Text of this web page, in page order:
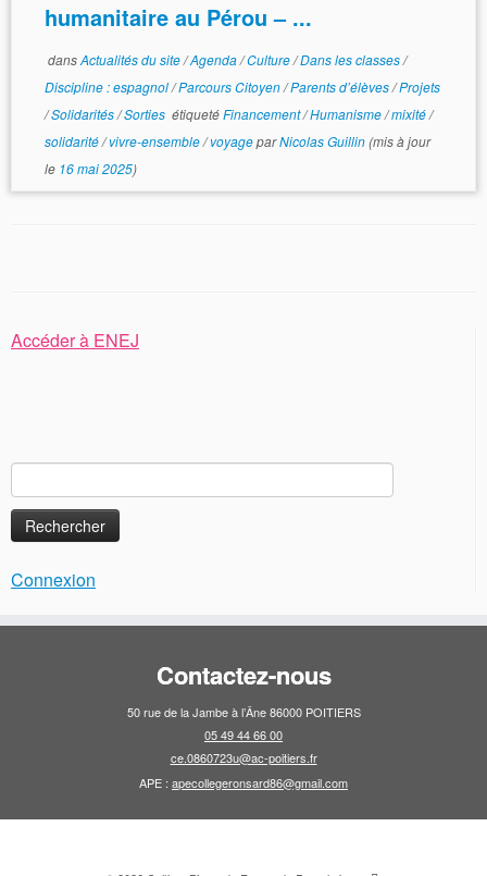
humanitaire au Pérou – ...
dansActualités du site/Agenda/Culture/Dans les classes/
Discipline : espagnol/Parcours Citoyen/Parents d’élèves/Projets
/Solidarités/Sorties étiquetéFinancement/Humanisme/mixité/
solidarité/vivre-ensemble/voyageparNicolas Guillin(mis à jour
le 16 mai 2025)
Accéder à ENEJ
Connexion
Contactez-nous
50 rue de la Jambe à l’Âne 86000 POITIERS
05 49 44 66 00
ce.0860723u@ac-poitiers.fr
APE : apecollegeronsard86@gmail.com